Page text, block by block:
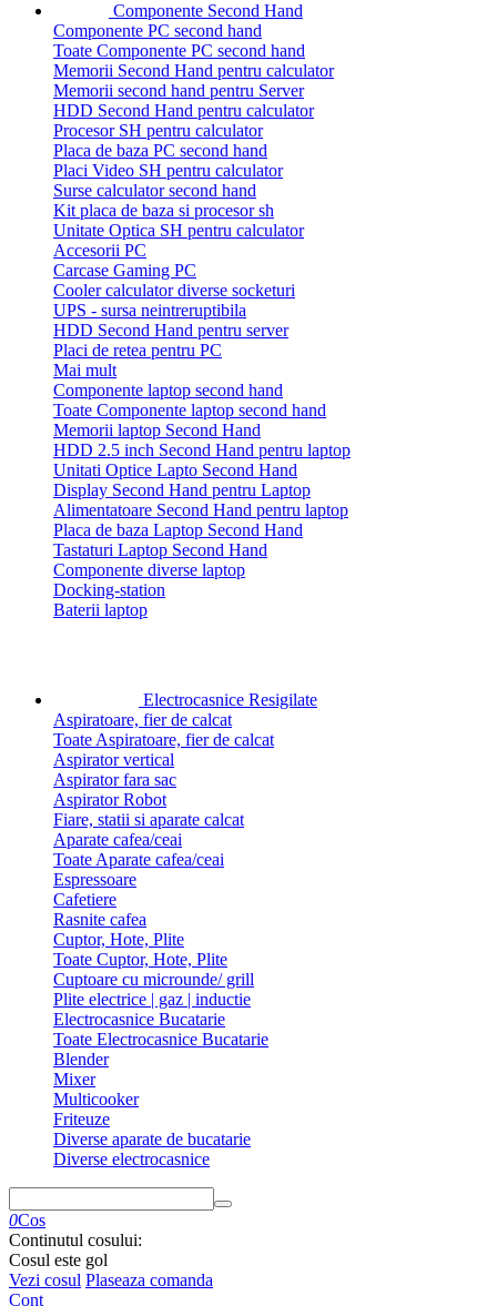
Componente Second Hand
Componente PC second hand
Toate Componente PC second hand
Memorii Second Hand pentru calculator
Memorii second hand pentru Server
HDD Second Hand pentru calculator
Procesor SH pentru calculator
Placa de baza PC second hand
Placi Video SH pentru calculator
Surse calculator second hand
Kit placa de baza si procesor sh
Unitate Optica SH pentru calculator
Accesorii PC
Carcase Gaming PC
Cooler calculator diverse socketuri
UPS - sursa neintreruptibila
HDD Second Hand pentru server
Placi de retea pentru PC
Mai mult
Componente laptop second hand
Toate Componente laptop second hand
Memorii laptop Second Hand
HDD 2.5 inch Second Hand pentru laptop
Unitati Optice Lapto Second Hand
Display Second Hand pentru Laptop
Alimentatoare Second Hand pentru laptop
Placa de baza Laptop Second Hand
Tastaturi Laptop Second Hand
Componente diverse laptop
Docking-station
Baterii laptop
Electrocasnice Resigilate
Aspiratoare, fier de calcat
Toate Aspiratoare, fier de calcat
Aspirator vertical
Aspirator fara sac
Aspirator Robot
Fiare, statii si aparate calcat
Aparate cafea/ceai
Toate Aparate cafea/ceai
Espressoare
Cafetiere
Rasnite cafea
Cuptor, Hote, Plite
Toate Cuptor, Hote, Plite
Cuptoare cu microunde/ grill
Plite electrice | gaz | inductie
Electrocasnice Bucatarie
Toate Electrocasnice Bucatarie
Blender
Mixer
Multicooker
Friteuze
Diverse aparate de bucatarie
Diverse electrocasnice
0Cos
Continutul cosului:
Cosul este gol
Vezi cosul Plaseaza comanda
Cont